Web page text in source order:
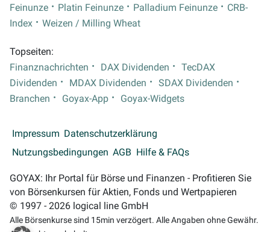
Feinunze
Platin Feinunze Palladium Feinunze
CRB-
Index
Weizen / Milling Wheat
Topseiten:
Finanznachrichten
DAX Dividenden
TecDAX
Dividenden
MDAX Dividenden
SDAX Dividenden
Branchen
Goyax-App Goyax-Widgets
Impressum Datenschutzerklärung
Nutzungsbedingungen AGB Hilfe & FAQs
GOYAX: Ihr Portal für Börse und Finanzen - Profitieren Sie
von Börsenkursen für Aktien, Fonds und Wertpapieren
© 1997 - 2026 logical line GmbH
Alle Börsenkurse sind 15min verzögert. Alle Angaben ohne Gewähr.